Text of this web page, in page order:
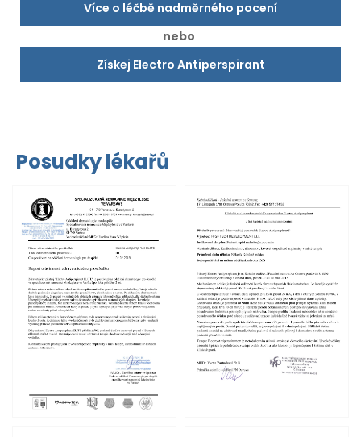
Více o léčbě nadměrného pocení
nebo
Získej Electro Antiperspirant
Posudky lékařů